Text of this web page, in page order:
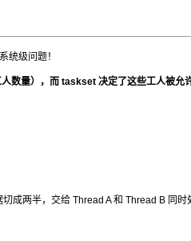
统级问题！
数量），而 taskset 决定了这些工人被允
成两半，交给 Thread A 和 Thread B 同时